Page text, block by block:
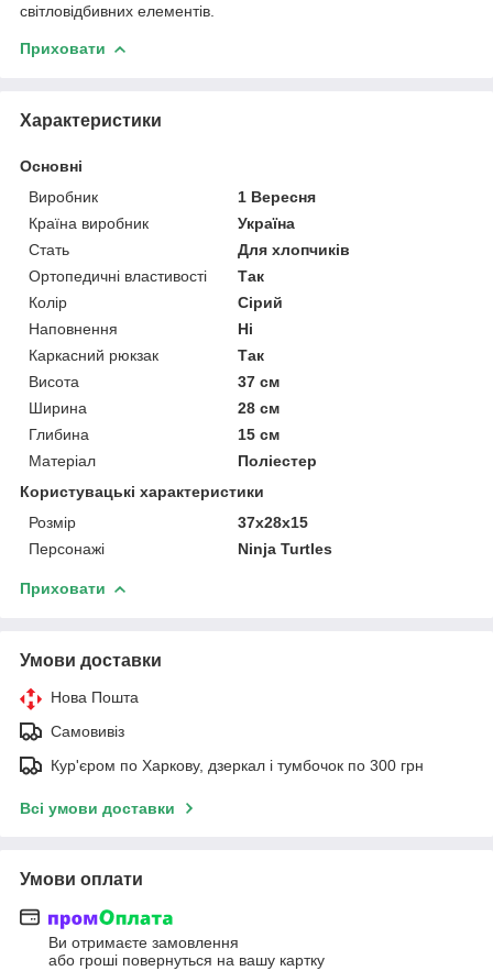
світловідбивних елементів.
Приховати
Характеристики
Основні
Виробник
1 Вересня
Країна виробник
Україна
Стать
Для хлопчиків
Ортопедичні властивості
Так
Колір
Сірий
Наповнення
Ні
Каркасний рюкзак
Так
Висота
37 см
Ширина
28 см
Глибина
15 см
Матеріал
Поліестер
Користувацькі характеристики
Розмір
37х28х15
Персонажі
Ninja Turtles
Приховати
Умови доставки
Нова Пошта
Самовивіз
Кур'єром по Харкову, дзеркал і тумбочок по 300 грн
Всі умови доставки
Умови оплати
Ви отримаєте замовлення
або гроші повернуться на вашу картку